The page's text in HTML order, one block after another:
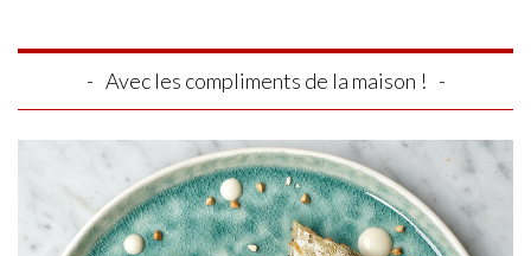
Avec les compliments de la maison !